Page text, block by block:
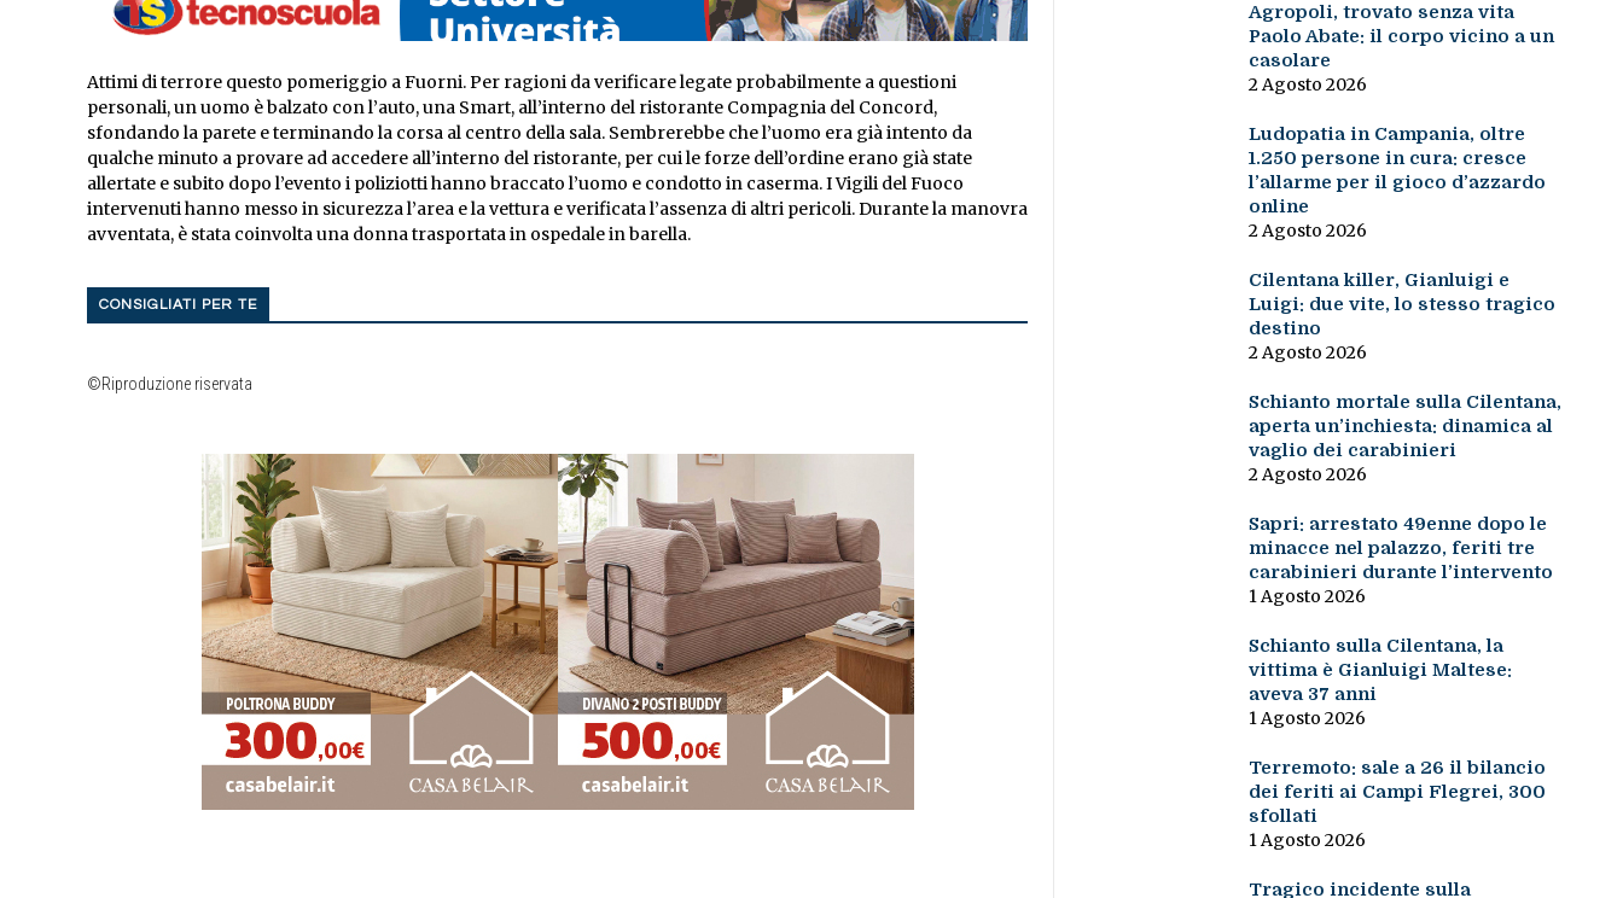
Attimi di terrore questo pomeriggio a Fuorni. Per ragioni da verificare legate probabilmente a questioni
personali, un uomo è balzato con l’auto, una Smart, all’interno del ristorante Compagnia del Concord,
sfondando la parete e terminando la corsa al centro della sala. Sembrerebbe che l’uomo era già intento da
qualche minuto a provare ad accedere all’interno del ristorante, per cui le forze dell’ordine erano già state
allertate e subito dopo l’evento i poliziotti hanno braccato l’uomo e condotto in caserma. I Vigili del Fuoco
intervenuti hanno messo in sicurezza l’area e la vettura e verificata l’assenza di altri pericoli. Durante la manovra
avventata, è stata coinvolta una donna trasportata in ospedale in barella.
CONSIGLIATI PER TE
©Riproduzione riservata
Agropoli, trovato senza vita
Paolo Abate: il corpo vicino a un
casolare
2 Agosto 2026
Ludopatia in Campania, oltre
1.250 persone in cura: cresce
l’allarme per il gioco d’azzardo
online
2 Agosto 2026
Cilentana killer, Gianluigi e
Luigi: due vite, lo stesso tragico
destino
2 Agosto 2026
Schianto mortale sulla Cilentana,
aperta un’inchiesta: dinamica al
vaglio dei carabinieri
2 Agosto 2026
Sapri: arrestato 49enne dopo le
minacce nel palazzo, feriti tre
carabinieri durante l’intervento
1 Agosto 2026
Schianto sulla Cilentana, la
vittima è Gianluigi Maltese:
aveva 37 anni
1 Agosto 2026
Terremoto: sale a 26 il bilancio
dei feriti ai Campi Flegrei, 300
sfollati
1 Agosto 2026
Tragico incidente sulla